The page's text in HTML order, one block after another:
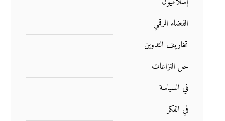
الفضاء الرقمي
تخاريف التدوين
حل النزاعات
في السياسة
في الفكر